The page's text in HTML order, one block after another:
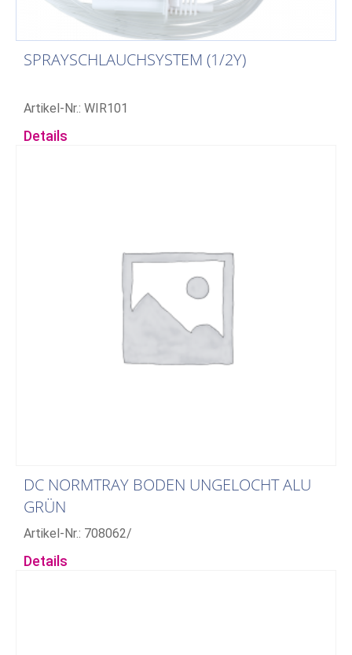
SPRAYSCHLAUCHSYSTEM (1/2Y)
Artikel-Nr.: WIR101
Details
DC NORMTRAY BODEN UNGELOCHT ALU
GRÜN
Artikel-Nr.: 708062/
Details